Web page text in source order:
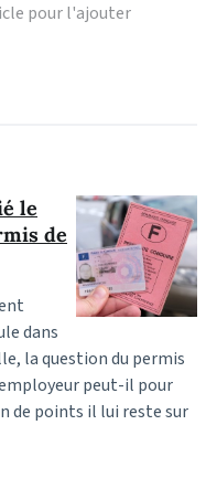
le
de
dans
la question du permis
peut-il pour
de points il lui reste sur
pour l'ajouter